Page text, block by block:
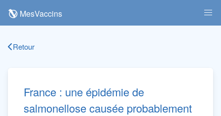
MesVaccins
Retour
France : une épidémie de
salmonellose causée probablement